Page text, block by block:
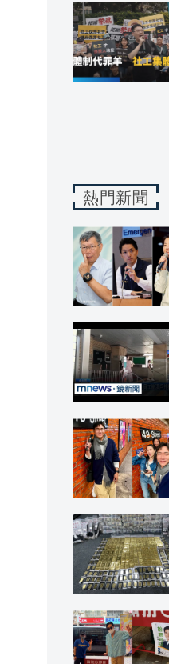
熱門新聞